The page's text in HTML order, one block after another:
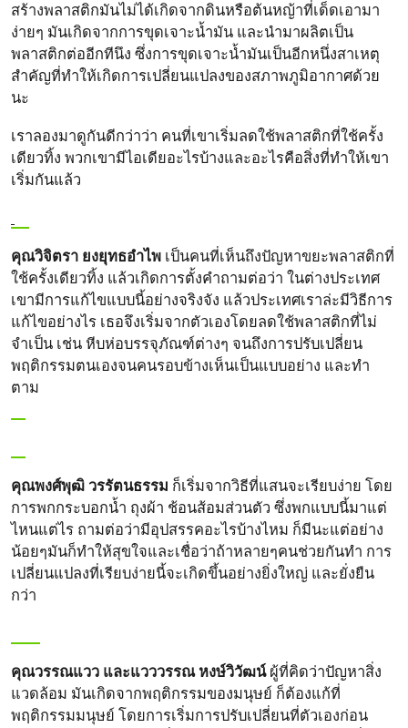
สร้างพลาสติกมันไม่ได้เกิดจากดินหรือต้นหญ้าที่เด็ดเอามา
ง่ายๆ มันเกิดจากการขุดเจาะน้ำมัน และนำมาผลิตเป็น
พลาสติกต่ออีกทีนึง ซึ่งการขุดเจาะน้ำมันเป็นอีกหนึ่งสาเหตุ
สำคัญที่ทำให้เกิดการเปลี่ยนแปลงของสภาพภูมิอากาศด้วย
นะ
เราลองมาดูกันดีกว่าว่า คนที่เขาเริ่มลดใช้พลาสติกที่ใช้ครั้ง
เดียวทิ้ง พวกเขามีไอเดียอะไรบ้างและอะไรคือสิ่งที่ทำให้เขา
เริ่มกันแล้ว
คุณวิจิตรา ยงยุทธอำไพ เป็นคนที่เห็นถึงปัญหาขยะพลาสติกที่
ใช้ครั้งเดียวทิ้ง แล้วเกิดการตั้งคำถามต่อว่า ในต่างประเทศ
เขามีการแก้ไขแบบนี้อย่างจริงจัง แล้วประเทศเราล่ะมีวิธีการ
แก้ไขอย่างไร เธอจึงเริ่มจากตัวเองโดยลดใช้พลาสติกที่ไม่
จำเป็น เช่น หีบห่อบรรจุภัณฑ์ต่างๆ จนถึงการปรับเปลี่ยน
พฤติกรรมตนเองจนคนรอบข้างเห็นเป็นแบบอย่าง และทำ
ตาม
คุณพงศ์พุฒิ วรรัตนธรรม ก็เริ่มจากวิธีที่แสนจะเรียบง่าย โดย
การพกกระบอกน้ำ ถุงผ้า ช้อนส้อมส่วนตัว ซึ่งพกแบบนี้มาแต่
ไหนแต่ไร ถามต่อว่ามีอุปสรรคอะไรบ้างไหม ก็มีนะแต่อย่าง
น้อยๆมันก็ทำให้สุขใจและเชื่อว่าถ้าหลายๆคนช่วยกันทำ การ
เปลี่ยนแปลงที่เรียบง่ายนี้จะเกิดขึ้นอย่างยิ่งใหญ่ และยั่งยืน
กว่า
คุณวรรณแวว และแวววรรณ หงษ์วิวัฒน์ผู้ที่คิดว่าปัญหาสิ่ง
แวดล้อม มันเกิดจากพฤติกรรมของมนุษย์ ก็ต้องแก้ที่
พฤติกรรมมนุษย์ โดยการเริ่มการปรับเปลี่ยนที่ตัวเองก่อน